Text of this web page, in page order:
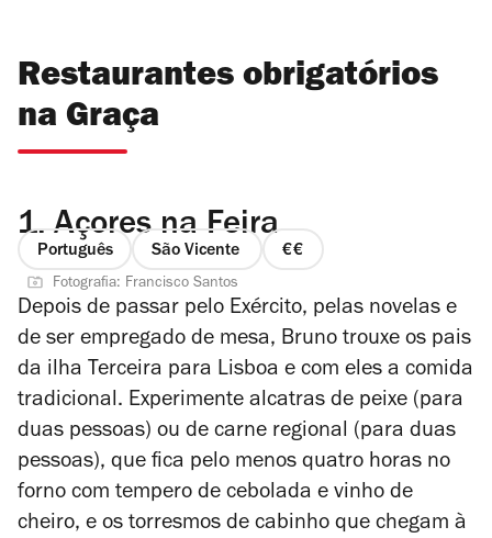
Restaurantes obrigatórios
na Graça
1. Açores na Feira
Português São Vicente
preço
de
4
Fotografia: Francisco Santos
Depois de passar pelo Exército, pelas novelas e
de ser empregado de mesa, Bruno trouxe os pais
da ilha Terceira para Lisboa e com eles a comida
tradicional. Experimente alcatras de peixe (para
duas pessoas) ou de carne regional (para duas
pessoas), que fica pelo menos quatro horas no
forno com tempero de cebolada e vinho de
cheiro, e os torresmos de cabinho que chegam à